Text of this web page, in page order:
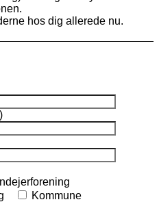
hos dig allerede nu.
Kommune